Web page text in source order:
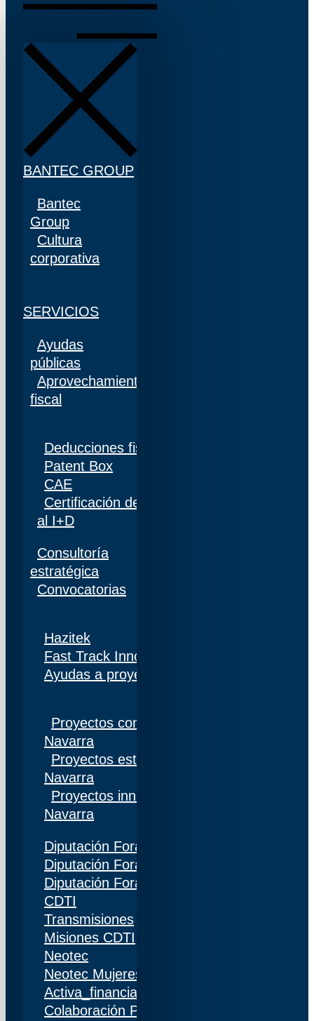
BANTEC GROUP
Bantec
Group
Cultura
corporativa
SERVICIOS
Ayudas
públicas
Aprovechamiento
fiscal
Deducciones fiscales
Patent Box
CAE
Certificación de personal adscrito al 100%
al I+D
Consultoría
estratégica
Convocatorias
Hazitek
Fast Track Innobideak
Ayudas a proyectos de I+D+i en Navarra
Proyectos competitivos I+D Gobierno de
Navarra
Proyectos estratégicos I+D Gobierno de
Navarra
Proyectos innovación Gobierno de
Navarra
Diputación Foral de Gipuzkoa
Diputación Foral de Bizkaia
Diputación Foral de Álava
CDTI
Transmisiones
Misiones CDTI
Neotec
Neotec Mujeres
Activa_financiación (IDI)
Colaboración Público-Privada (CPP)